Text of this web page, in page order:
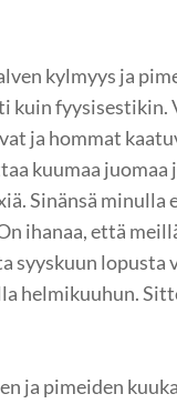
kylmyys ja
kuin
ja hommat
kuumaa
Sinänsä minulla
ihanaa, että
syyskuun lopusta
helmikuuhun.
ja pimeiden